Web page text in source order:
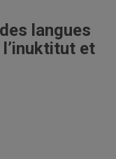
langues
et